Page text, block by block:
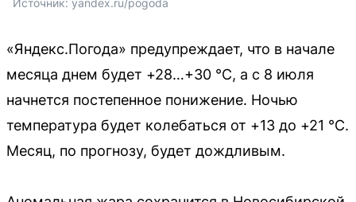
«Яндекс.Погода» предупреждает, что в начале
месяца днем будет +28…+30 °C, а с 8 июля
начнется постепенное понижение. Ночью
температура будет колебаться от +13 до +21 °C.
Месяц, по прогнозу, будет дождливым.